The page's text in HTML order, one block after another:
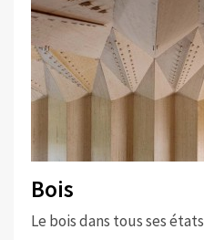
Bois
Le bois dans tous ses états